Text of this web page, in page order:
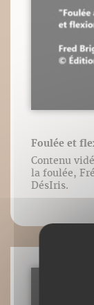
Foulée et
Contenu
la foulée,
DésIris.